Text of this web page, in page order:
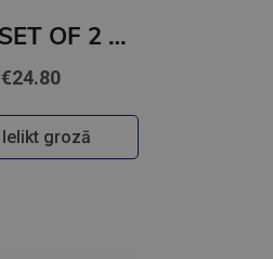
BOOK SET OF 2 Titles: Save Your Breath + Holiday Ever After
€24.80
Ielikt grozā